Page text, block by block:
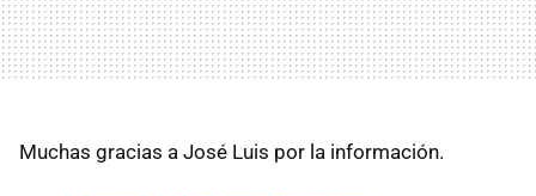
Muchas gracias a José Luis por la información.